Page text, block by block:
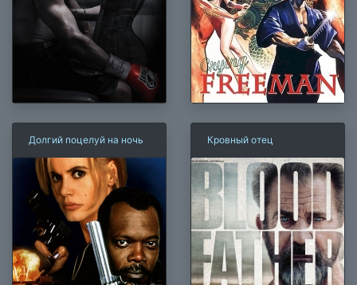
Долгий поцелуй на ночь Кровный отец